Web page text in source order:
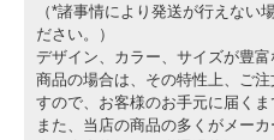
（*諸事情により発送が行えない
ださい。）
デザイン、カラー、サイズが豊
商品の場合は、その特性上、ご
すので、お客様のお手元に届くま
また、当店の商品の多くがメー